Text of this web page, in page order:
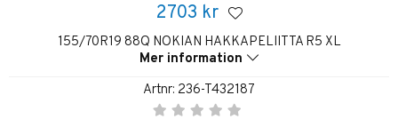
2703 kr
155/70R19 88Q NOKIAN HAKKAPELIITTA R5 XL
Mer information
Artnr: 236-T432187